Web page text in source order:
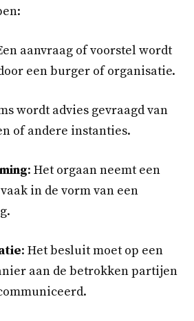
aanvraag of voorstel wordt
een burger of organisatie.
wordt advies gevraagd van
of andere instanties.
: Het orgaan neemt een
in de vorm van een
: Het besluit moet op een
aan de betrokken partijen